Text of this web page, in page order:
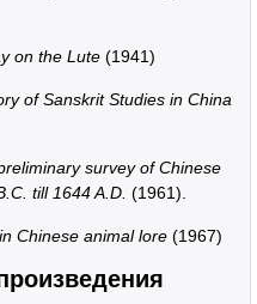
on the Lute (1941)
of Sanskrit Studies in China
survey of Chinese
till 1644 A.D. (1961).
Chinese animal lore (1967)